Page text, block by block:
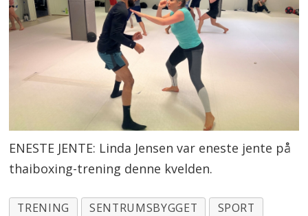
ENESTE JENTE: Linda Jensen var eneste jente på
thaiboxing-trening denne kvelden.
TRENING SENTRUMSBYGGET
SPORT